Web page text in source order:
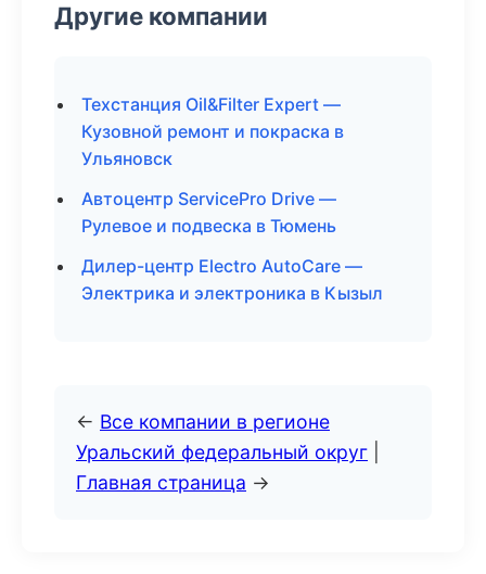
Другие компании
Техстанция Oil&Filter Expert —
Кузовной ремонт и покраска в
Ульяновск
Автоцентр ServicePro Drive —
Рулевое и подвеска в Тюмень
Дилер-центр Electro AutoCare —
Электрика и электроника в Кызыл
← Все компании в регионе
Уральский федеральный округ
Главная страница →